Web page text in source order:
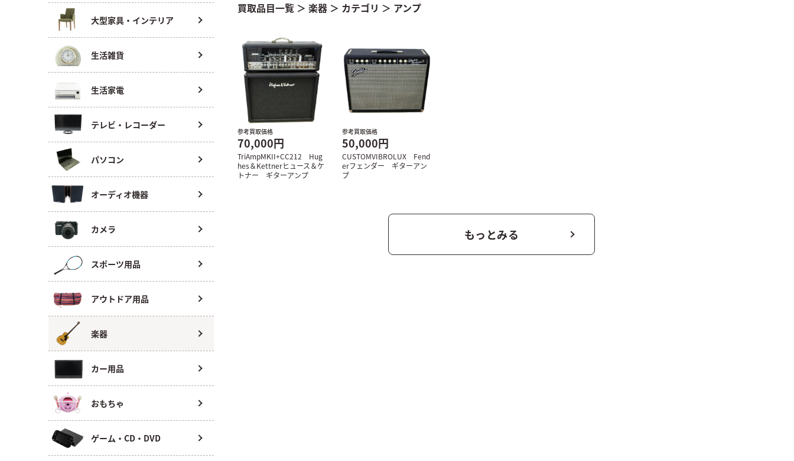
大型家具・インテリア
生活雑貨
生活家電
テレビ・レコーダー
パソコン
オーディオ機器
カメラ
スポーツ用品
アウトドア用品
楽器
カー用品
おもちゃ
ゲーム・CD・DVD
買取品目一覧 ＞ 楽器 ＞ カテゴリ ＞ アンプ
参考買取価格
70,000円
TriAmpMKII+CC212 Hug
hes＆Kettnerヒュース＆ケ
トナー ギターアンプ
参考買取価格
50,000円
CUSTOMVIBROLUX Fend
erフェンダー ギターアン
プ
もっとみる